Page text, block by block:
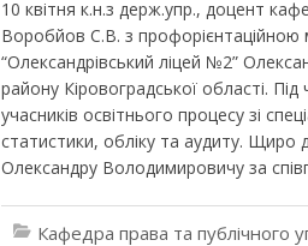
10 квітня к.н.з держ.упр., доцент
Воробйов С.В. з профорієнтаційною
“Олександрівський ліцей №2”
району Кіровоградської області.
учасників освітнього процесу зі
статистики, обліку та аудиту. Щиро
Олександру Володимировичу за
Кафедра права та публічного